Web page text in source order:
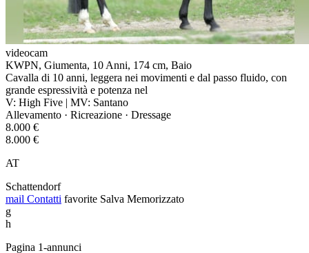
videocam
KWPN, Giumenta, 10 Anni, 174 cm, Baio
Cavalla di 10 anni, leggera nei movimenti e dal passo fluido, con
grande espressività e potenza nel
V: High Five | MV: Santano
Allevamento · Ricreazione · Dressage
8.000 €
8.000 €
AT
Schattendorf
mail Contatti favorite Salva Memorizzato
g
h
Pagina 1-annunci